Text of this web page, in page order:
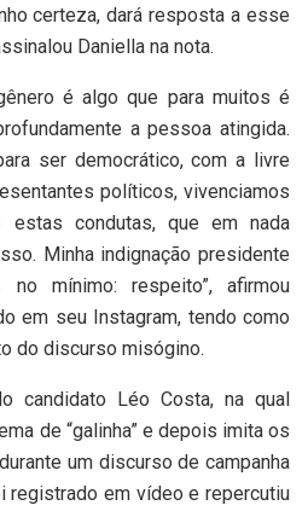
certeza, dará resposta a esse
Daniella na nota.
é algo que para muitos é
a pessoa atingida.
ser democrático, com a livre
políticos, vivenciamos
condutas, que em nada
Minha indignação presidente
no mínimo: respeito”, afirmou
em seu Instagram, tendo como
do discurso misógino.
candidato Léo Costa, na qual
de “galinha” e depois imita os
um discurso de campanha
registrado em vídeo e repercutiu